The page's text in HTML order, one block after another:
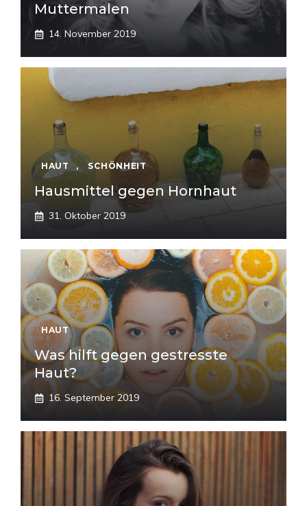
Muttermalen
14. November 2019
HAUT , SCHÖNHEIT
Hausmittel gegen Hornhaut
31. Oktober 2019
HAUT
Was hilft gegen gestresste
Haut?
16. September 2019